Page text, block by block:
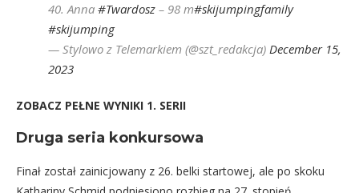
40. Anna #Twardosz – 98 m#skijumpingfamily
#skijumping
— Stylowo z Telemarkiem (@szt_redakcja) December 15,
2023
ZOBACZ PEŁNE WYNIKI 1. SERII
Druga seria konkursowa
Finał został zainicjowany z 26. belki startowej, ale po skoku